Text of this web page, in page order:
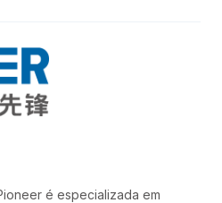
é especializada em